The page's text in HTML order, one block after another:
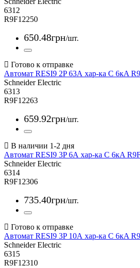
6312
R9F12250
650.48грн/шт.
Автомат RESI9 2P 63А хар-ка С 6кA
Schneider Electric
6313
R9F12263
659.92грн/шт.
Автомат RESI9 3P 6А хар-ка С 6кA
Schneider Electric
6314
R9F12306
735.40грн/шт.
Автомат RESI9 3P 10А хар-ка С 6кA
Schneider Electric
6315
R9F12310